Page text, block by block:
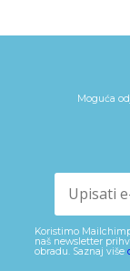
Moguća
Koristimo
naš newsletter
obradu. Saznaj više